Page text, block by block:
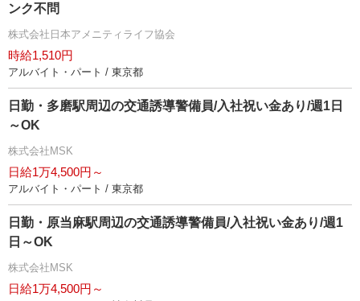
ンク不問
株式会社日本アメニティライフ協会
時給1,510円
アルバイト・パート / 東京都
日勤・多磨駅周辺の交通誘導警備員/入社祝い金あり/週1日
～OK
株式会社MSK
日給1万4,500円～
アルバイト・パート / 東京都
日勤・原当麻駅周辺の交通誘導警備員/入社祝い金あり/週1
日～OK
株式会社MSK
日給1万4,500円～